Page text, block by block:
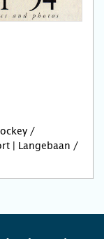
/
| Langebaan /